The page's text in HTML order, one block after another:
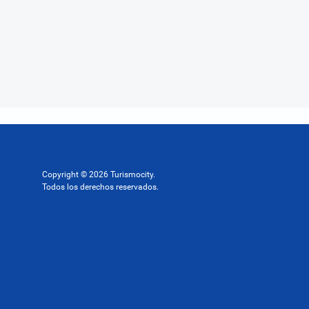
Copyright © 2026 Turismocity.
Todos los derechos reservados.